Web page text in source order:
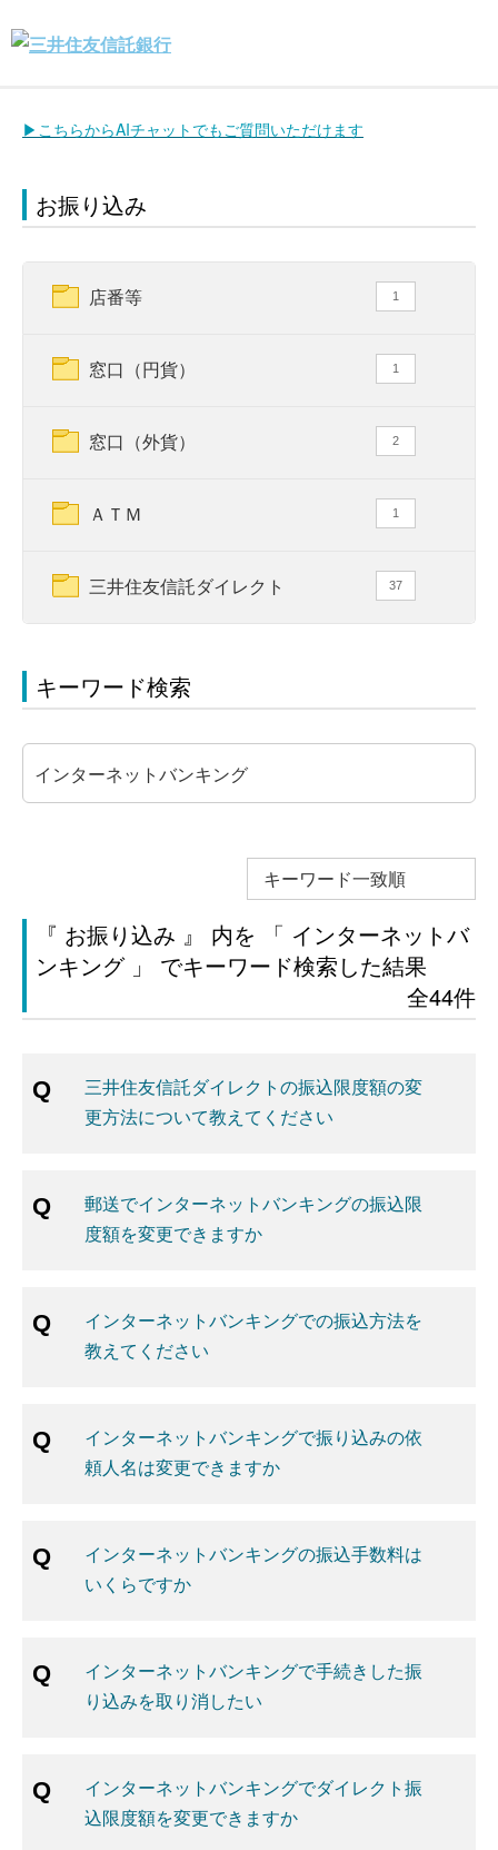
▶こちらからAIチャットでもご質問いただけます
お振り込み
店番等 1
窓口（円貨） 1
窓口（外貨） 2
ＡＴＭ 1
三井住友信託ダイレクト 37
キーワード検索
キーワード一致順
『 お振り込み 』 内を 「 インターネットバ
ンキング 」 でキーワード検索した結果
全44件
三井住友信託ダイレクトの振込限度額の変
更方法について教えてください
郵送でインターネットバンキングの振込限
度額を変更できますか
インターネットバンキングでの振込方法を
教えてください
インターネットバンキングで振り込みの依
頼人名は変更できますか
インターネットバンキングの振込手数料は
いくらですか
インターネットバンキングで手続きした振
り込みを取り消したい
インターネットバンキングでダイレクト振
込限度額を変更できますか